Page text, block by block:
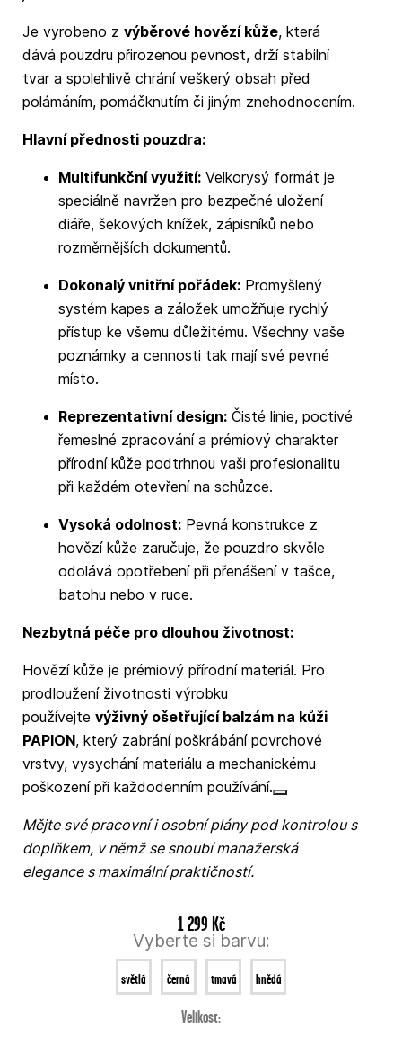
Je vyrobeno z výběrové hovězí kůže, která
dává pouzdru přirozenou pevnost, drží stabilní
tvar a spolehlivě chrání veškerý obsah před
polámáním, pomáčknutím či jiným znehodnocením.
Hlavní přednosti pouzdra:
Multifunkční využití:Velkorysý formát je
speciálně navržen pro bezpečné uložení
diáře, šekových knížek, zápisníků nebo
rozměrnějších dokumentů.
Dokonalý vnitřní pořádek:Promyšlený
systém kapes a záložek umožňuje rychlý
přístup ke všemu důležitému. Všechny vaše
poznámky a cennosti tak mají své pevné
místo.
Reprezentativní design:Čisté linie, poctivé
řemeslné zpracování a prémiový charakter
přírodní kůže podtrhnou vaši profesionalitu
při každém otevření na schůzce.
Vysoká odolnost:Pevná konstrukce z
hovězí kůže zaručuje, že pouzdro skvěle
odolává opotřebení při přenášení v tašce,
batohu nebo v ruce.
Nezbytná péče pro dlouhou životnost:
Hovězí kůže je prémiový přírodní materiál. Pro
prodloužení životnosti výrobku
používejte výživný ošetřující balzám na kůži
PAPION, který zabrání poškrábání povrchové
vrstvy, vysychání materiálu a mechanickému
poškození při každodenním používání.
Mějte své pracovní i osobní plány pod kontrolou s
doplňkem, v němž se snoubí manažerská
elegance s maximální praktičností.
1 299 Kč
Vyberte si barvu:
světlá černá tmavá
hnědá
hnědá
Velikost: